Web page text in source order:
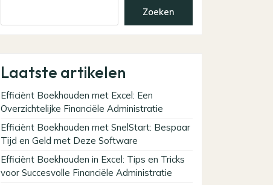
Zoeken
Laatste artikelen
Efficiënt Boekhouden met Excel: Een
Overzichtelijke Financiële Administratie
Efficiënt Boekhouden met SnelStart: Bespaar
Tijd en Geld met Deze Software
Efficiënt Boekhouden in Excel: Tips en Tricks
voor Succesvolle Financiële Administratie